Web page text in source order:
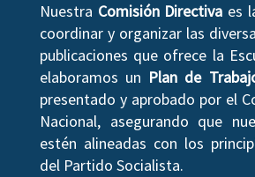
Nuestra Comisión Directiva es
coordinar y organizar las
publicaciones que ofrece la
elaboramos un Plan de
presentado y aprobado por el
Nacional, asegurando que
estén alineadas con los
del Partido Socialista.